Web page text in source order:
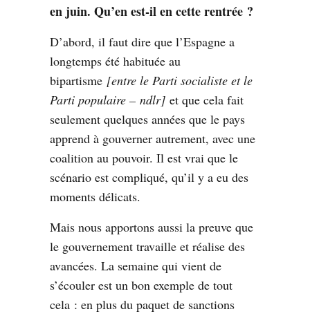
en juin. Qu’en est-il en cette rentrée ?
D’abord, il faut dire que l’Espagne a
longtemps été habituée au
bipartisme [entre le Parti socialiste et le
Parti populaire – ndlr] et que cela fait
seulement quelques années que le pays
apprend à gouverner autrement, avec une
coalition au pouvoir. Il est vrai que le
scénario est compliqué, qu’il y a eu des
moments délicats.
Mais nous apportons aussi la preuve que
le gouvernement travaille et réalise des
avancées. La semaine qui vient de
s’écouler est un bon exemple de tout
cela : en plus du paquet de sanctions